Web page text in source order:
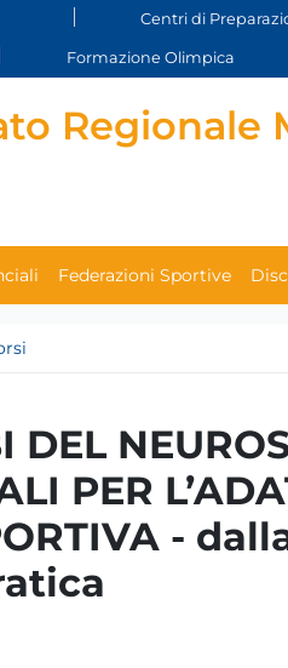
Centri di
Formazione Olimpica
Regionale
Federazioni Sportive
DEL
PER
-